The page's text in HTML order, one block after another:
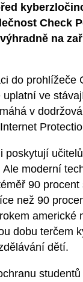
Check
na
do prohlížeče
ve
v
moderní
90
než 90
americké
dobu terčem
dětí.